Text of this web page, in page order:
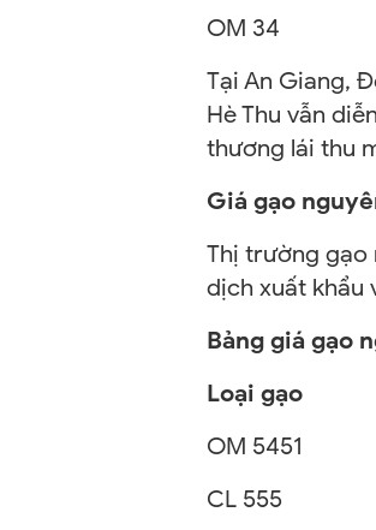
OM
Tại An Giang,
Hè Thu vẫn
thương lái thu
Giá gạo
Thị trường gạo
dịch xuất khẩu
Bảng giá gạo
Loại gạo
OM
CL 555